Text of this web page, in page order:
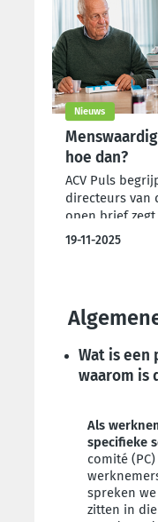
Nieuws
hoe dan?
ACV Puls
directeurs van
open brief
veel langer
te
19-11-2025
Wat is een
waarom is
Als
specifieke
comité
spreken
zitten in